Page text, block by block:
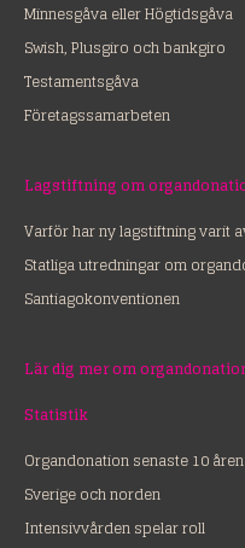
Minnesgåva eller Högtidsgåva
Swish, Plusgiro och bankgiro
Testamentsgåva
Företagssamarbeten
Lagstiftning om
Varför har ny lagstiftning varit
Statliga utredningar om
Santiagokonventionen
Lär dig mer om
Statistik
Organdonation senaste 10 åren
Sverige och norden
Intensivvården spelar roll